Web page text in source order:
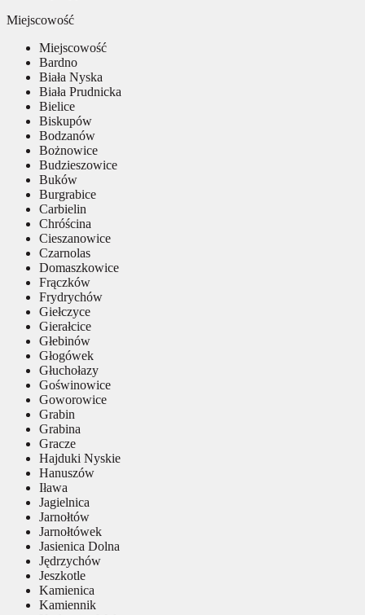
Miejscowość
Miejscowość
Bardno
Biała Nyska
Biała Prudnicka
Bielice
Biskupów
Bodzanów
Bożnowice
Budzieszowice
Buków
Burgrabice
Carbielin
Chróścina
Cieszanowice
Czarnolas
Domaszkowice
Frączków
Frydrychów
Giełczyce
Gierałcice
Głebinów
Głogówek
Głuchołazy
Goświnowice
Goworowice
Grabin
Grabina
Gracze
Hajduki Nyskie
Hanuszów
Iława
Jagielnica
Jarnołtów
Jarnołtówek
Jasienica Dolna
Jędrzychów
Jeszkotle
Kamienica
Kamiennik